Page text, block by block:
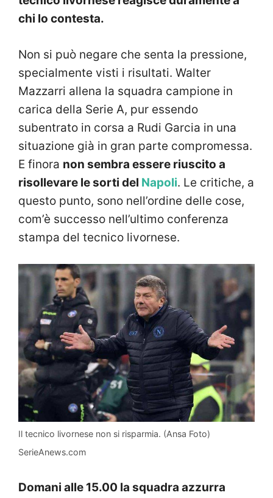
chi lo contesta.
Non si può negare che senta la pressione,
specialmente visti i risultati. Walter
Mazzarri allena la squadra campione in
carica della Serie A, pur essendo
subentrato in corsa a Rudi Garcia in una
situazione già in gran parte compromessa.
E finora non sembra essere riuscito a
risollevare le sorti del Napoli. Le critiche, a
questo punto, sono nell’ordine delle cose,
com’è successo nell’ultimo conferenza
stampa del tecnico livornese.
Il tecnico livornese non si risparmia. (Ansa Foto)
SerieAnews.com
Domani alle 15.00 la squadra azzurra